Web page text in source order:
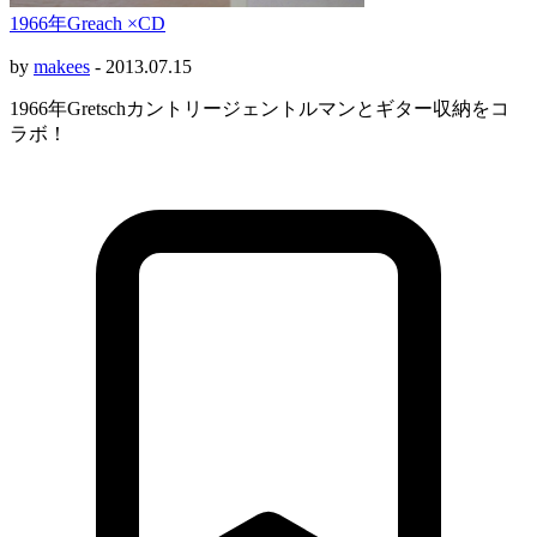
1966年Greach ×CD
by makees - 2013.07.15
1966年Gretschカントリージェントルマンとギター収納をコ
ラボ！